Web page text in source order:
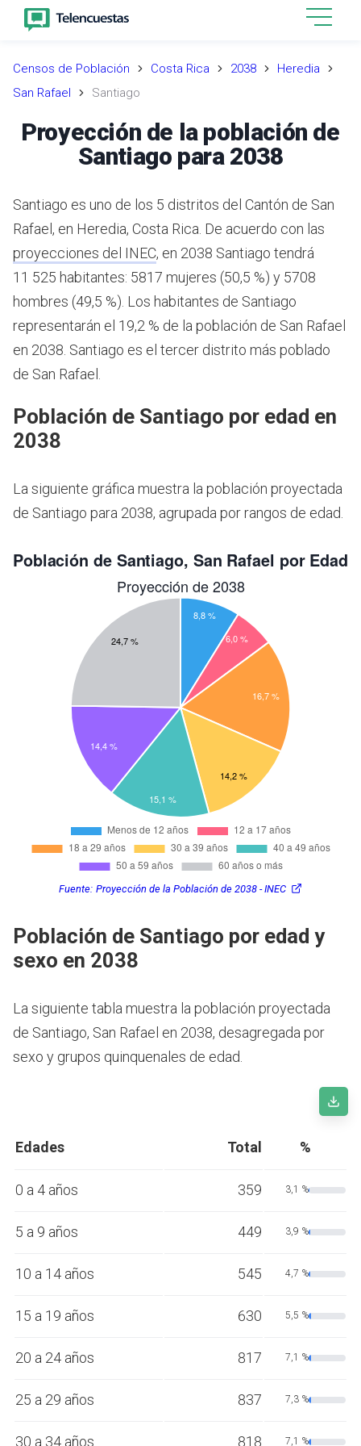
Censos de Población Costa Rica 2038
Heredia
San Rafael
Santiago
Proyección de la población de
Santiago para 2038
Santiago es uno de los 5 distritos del Cantón de San
Rafael, en Heredia, Costa Rica. De acuerdo con las
proyecciones del INEC, en 2038 Santiago tendrá
11 525 habitantes: 5817 mujeres (50,5 %) y 5708
hombres (49,5 %). Los habitantes de Santiago
representarán el 19,2 % de la población de San Rafael
en 2038. Santiago es el tercer distrito más poblado
de San Rafael.
Población de Santiago por edad en
2038
La siguiente gráfica muestra la población proyectada
de Santiago para 2038, agrupada por rangos de edad.
Fuente: Proyección de la Población de 2038 - INEC
Población de Santiago por edad y
sexo en 2038
La siguiente tabla muestra la población proyectada
de Santiago, San Rafael en 2038, desagregada por
sexo y grupos quinquenales de edad.
Edades Total %
0 a 4 años 359 3,1 %
5 a 9 años 449 3,9 %
10 a 14 años 545 4,7 %
15 a 19 años 630 5,5 %
20 a 24 años 817 7,1 %
25 a 29 años 837 7,3 %
30 a 34 años 818 7,1 %